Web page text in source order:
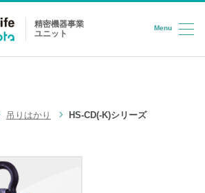
精密機器事業
ユニット
Menu
吊りはかり HS-CD(-K)シリーズ